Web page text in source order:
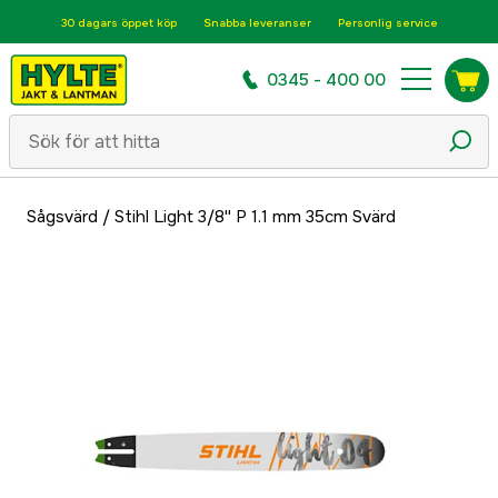
30 dagars öppet köp Snabba leveranser Personlig service
0345 - 400 00
Sågsvärd / Stihl Light 3/8'' P 1.1 mm 35cm Svärd